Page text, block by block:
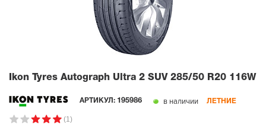
Ikon Tyres Autograph Ultra 2 SUV 285/50 R20 116W
АРТИКУЛ: 195986 в наличии ЛЕТНИЕ
(1)